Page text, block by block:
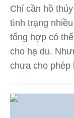
Chỉ cần hồ
tình trạng
tổng hợp có
cho hạ du.
chưa cho phép